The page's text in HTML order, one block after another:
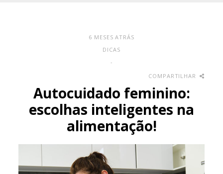
6 MESES ATRÁS
DICAS
-
COMPARTILHAR
Autocuidado feminino:
escolhas inteligentes na
alimentação!